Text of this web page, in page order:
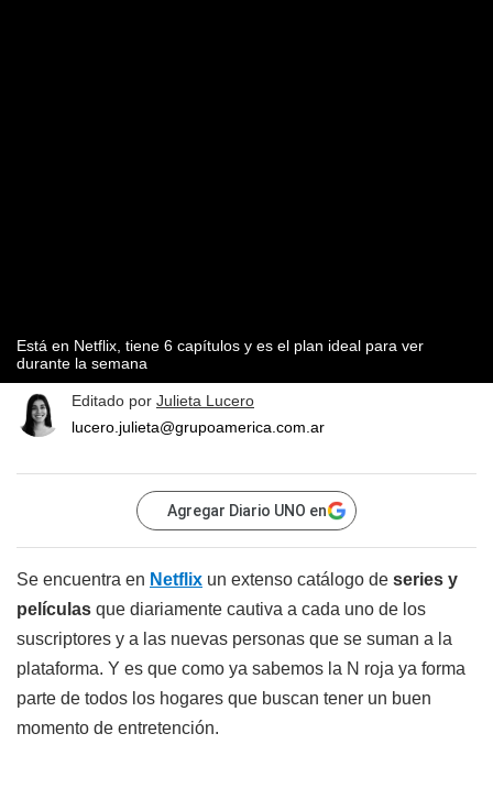
Está en Netflix, tiene 6 capítulos y es el plan ideal para ver
durante la semana
Editado por Julieta Lucero
lucero.julieta@grupoamerica.com.ar
Agregar Diario UNO en
Se encuentra en Netflix un extenso catálogo de series y
películas que diariamente cautiva a cada uno de los
suscriptores y a las nuevas personas que se suman a la
plataforma. Y es que como ya sabemos la N roja ya forma
parte de todos los hogares que buscan tener un buen
momento de entretención.